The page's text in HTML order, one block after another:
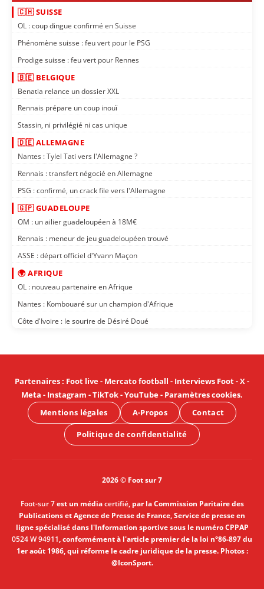
🇨🇭 SUISSE
OL : coup dingue confirmé en Suisse
Phénomène suisse : feu vert pour le PSG
Prodige suisse : feu vert pour Rennes
🇧🇪 BELGIQUE
Benatia relance un dossier XXL
Rennais prépare un coup inouï
Stassin, ni privilégié ni cas unique
🇩🇪 ALLEMAGNE
Nantes : Tylel Tati vers l'Allemagne ?
Rennais : transfert négocié en Allemagne
PSG : confirmé, un crack file vers l'Allemagne
🇬🇵 GUADELOUPE
OM : un ailier guadeloupéen à 18M€
Rennais : meneur de jeu guadeloupéen trouvé
ASSE : départ officiel d'Yvann Maçon
🌍 AFRIQUE
OL : nouveau partenaire en Afrique
Nantes : Kombouaré sur un champion d'Afrique
Côte d'Ivoire : le sourire de Désiré Doué
Partenaires: Foot live- Mercato football - Interviews Foot-X-
Meta - Instagram -TikTok-YouTube- Paramètres cookies.
Mentions légales
A-Propos Contact
Politique de confidentialité
2026 © Foot sur 7
Foot-sur 7est un médiacertifié, par la Commission Paritaire des
Publications et Agence de Presse de France, Service de presse en
ligne spécialisé dans l'Information sportive sous le numéro CPPAP
0524 W 94911, conformément à l'article premier de la loi n°86-897 du
1er août 1986, qui réforme le cadre juridique de la presse. Photos :
@IconSport.